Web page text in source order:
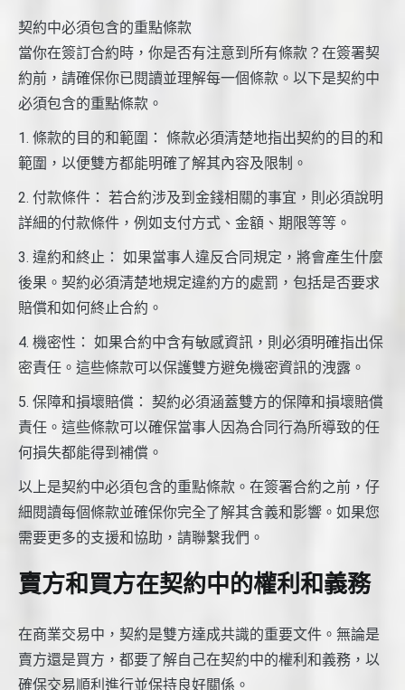
契約中必須包含的重點條款
當你在簽訂合約時，你是否有注意到所有條款？在簽署契
約前，請確保你已閱讀並理解每一個條款。以下是契約中
必須包含的重點條款。
1. 條款的目的和範圍： 條款必須清楚地指出契約的目的和
範圍，以便雙方都能明確了解其內容及限制。
2. 付款條件： 若合約涉及到金錢相關的事宜，則必須說明
詳細的付款條件，例如支付方式、金額、期限等等。
3. 違約和終止： 如果當事人違反合同規定，將會產生什麼
後果。契約必須清楚地規定違約方的處罰，包括是否要求
賠償和如何終止合約。
4. 機密性： 如果合約中含有敏感資訊，則必須明確指出保
密責任。這些條款可以保護雙方避免機密資訊的洩露。
5. 保障和損壞賠償： 契約必須涵蓋雙方的保障和損壞賠償
責任。這些條款可以確保當事人因為合同行為所導致的任
何損失都能得到補償。
以上是契約中必須包含的重點條款。在簽署合約之前，仔
細閱讀每個條款並確保你完全了解其含義和影響。如果您
需要更多的支援和協助，請聯繫我們。
賣方和買方在契約中的權利和義務
在商業交易中，契約是雙方達成共識的重要文件。無論是
賣方還是買方，都要了解自己在契約中的權利和義務，以
確保交易順利進行並保持良好關係。